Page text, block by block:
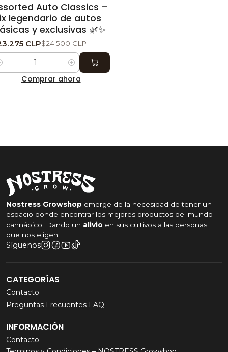
Auto Classics –
legendario de autos
y exclusivas 🌿✨
CLP$24.500 CLP
Comprar ahora
Nostress Growshop emerge de la necesidad de tener un
espacio donde encontrar los mejores productos del mundo
cannábico. Dando un alivio en sus cultivos a las personas
que nos eligen.
Síguenos
CATEGORÍAS
Contacto
Preguntas Frecuentes FAQ
INFORMACIÓN
Contacto